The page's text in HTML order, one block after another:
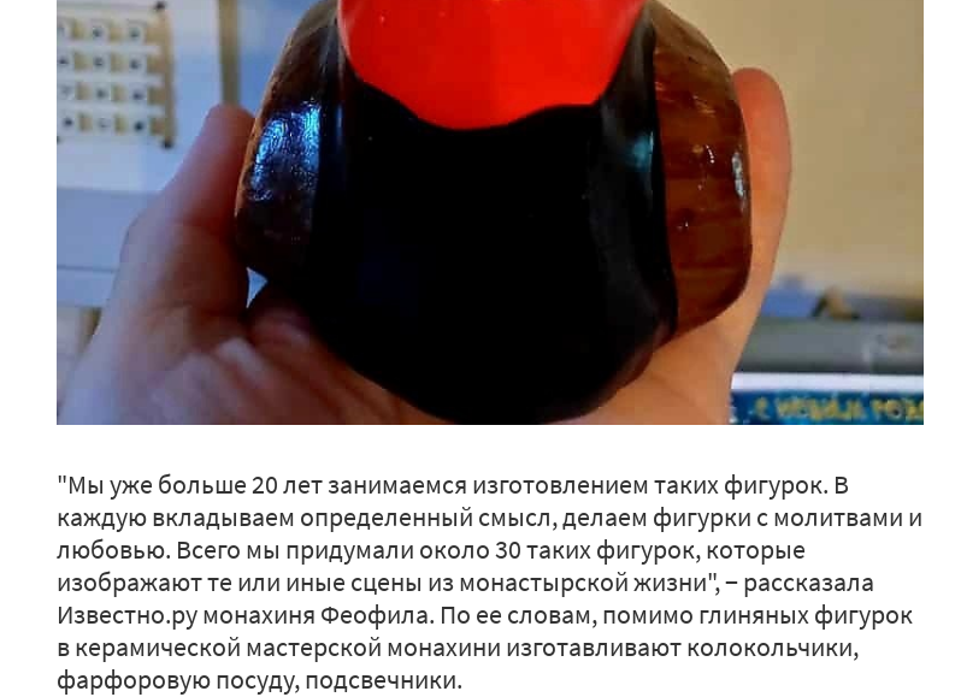
"Мы уже больше 20 лет занимаемся изготовлением таких фигурок. В
каждую вкладываем определенный смысл, делаем фигурки с молитвами и
любовью. Всего мы придумали около 30 таких фигурок, которые
изображают те или иные сцены из монастырской жизни", − рассказала
Известно.ру монахиня Феофила. По ее словам, помимо глиняных фигурок
в керамической мастерской монахини изготавливают колокольчики,
фарфоровую посуду, подсвечники.